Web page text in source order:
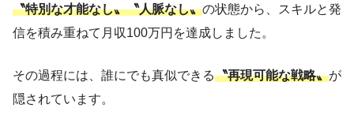
〝特別な才能なし〟〝人脈なし〟の状態から、スキルと発
信を積み重ねて月収100万円を達成しました。
その過程には、誰にでも真似できる〝再現可能な戦略〟が
隠されています。